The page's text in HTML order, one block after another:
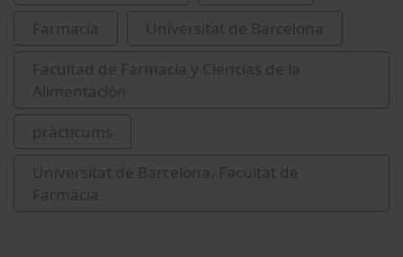
Farmacia
Universitat de Barcelona
Facultad de Farmacia y Ciencias de la
Alimentación
pràcticums
Universitat de Barcelona. Facultat de
Farmàcia.